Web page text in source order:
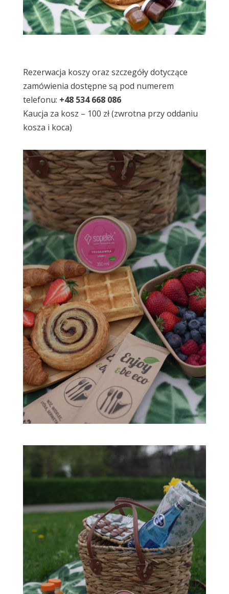
Rezerwacja koszy oraz szczegóły dotyczące
zamówienia dostępne są pod numerem
telefonu: +48 534 668 086
Kaucja za kosz – 100 zł (zwrotna przy oddaniu
kosza i koca)